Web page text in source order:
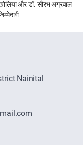
और डॉ. सौरभ अग्रवाल
Nainital